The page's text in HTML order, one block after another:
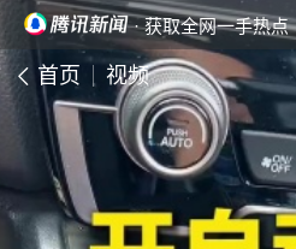
· 获取全网一手热点
首页 视频